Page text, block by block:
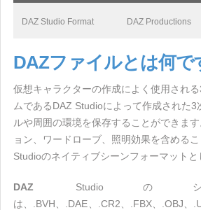
DAZ Studio Format DAZ Productions
DAZファイルとは何で
仮想キャラクターの作成によく使用され
ムであるDAZ Studioによって作成された
ルや周囲の環境を保存することができま
ョン、ワードローブ、照明効果を含める
Studioのネイティブシーンフォーマットと
DAZ Studioの
は、.BVH、.DAE、.CR2、.FBX、.OBJ、